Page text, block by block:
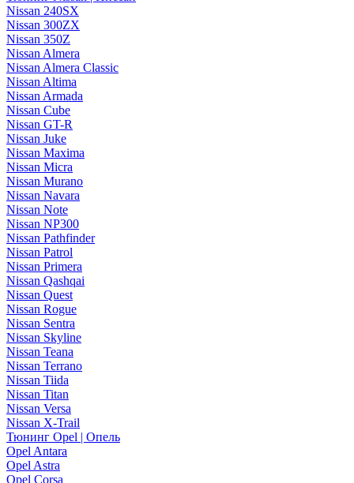
Nissan 240SX
Nissan 300ZX
Nissan 350Z
Nissan Almera
Nissan Almera Classic
Nissan Altima
Nissan Armada
Nissan Cube
Nissan GT-R
Nissan Juke
Nissan Maxima
Nissan Micra
Nissan Murano
Nissan Navara
Nissan Note
Nissan NP300
Nissan Pathfinder
Nissan Patrol
Nissan Primera
Nissan Qashqai
Nissan Quest
Nissan Rogue
Nissan Sentra
Nissan Skyline
Nissan Teana
Nissan Terrano
Nissan Tiida
Nissan Titan
Nissan Versa
Nissan X-Trail
Тюнинг Opel | Опель
Opel Antara
Opel Astra
Opel Corsa